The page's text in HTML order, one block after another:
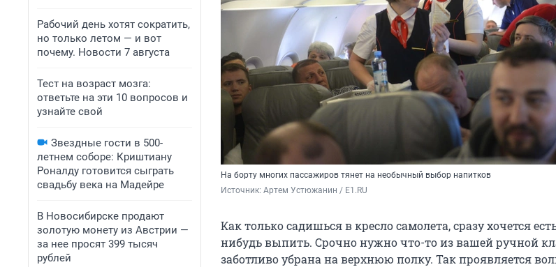
Рабочий день хотят сократить,
но только летом — и вот
почему. Новости 7 августа
Тест на возраст мозга:
ответьте на эти 10 вопросов и
узнайте свой
Звездные гости в 500-
летнем соборе: Криштиану
Роналду готовится сыграть
свадьбу века на Мадейре
В Новосибирске продают
золотую монету из Австрии —
за нее просят 399 тысяч
рублей
На борту многих пассажиров тянет на необычный выбор напитков
Источник: Артем Устюжанин / E1.RU
Как только садишься в кресло самолета, сразу хочется
нибудь выпить. Срочно нужно что-то из вашей ручной
заботливо убрана на верхнюю полку. Так проявляется